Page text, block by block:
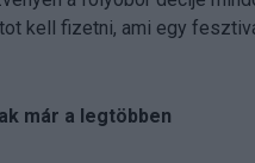
kell fizetni, ami egy
már a legtöbben